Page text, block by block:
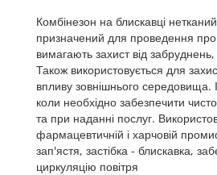
Комбінезон на блискавці
призначений для проведення
вимагають захист від
Також використовується для
впливу зовнішнього середовища.
коли необхідно забезпечити
та при наданні послуг.
фармацевтичній і харчовій
зап'ястя, застібка - блискавка,
циркуляцію повітря